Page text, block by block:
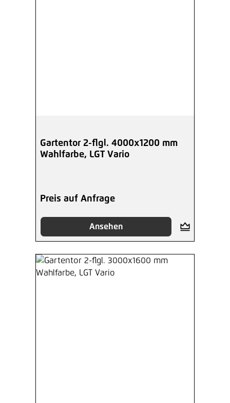
Gartentor 2-flgl. 4000x1200 mm
Wahlfarbe, LGT Vario
Preis auf Anfrage
Ansehen